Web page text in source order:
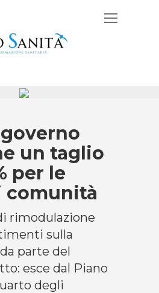
un taglio
per le
comunità
rimodulazione
sulla
parte del
esce dal Piano
degli